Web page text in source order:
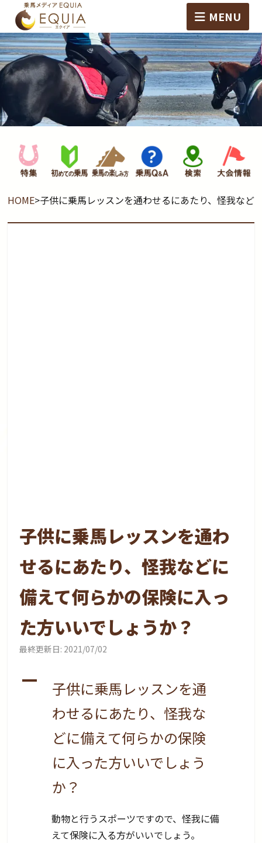
MENU
HOME>子供に乗馬レッスンを通わせるにあたり、怪我な
子供に乗馬レッスンを通わ
せるにあたり、怪我などに
備えて何らかの保険に入っ
た方いいでしょうか？
最終更新日: 2021/07/02
A
子供に乗馬レッスンを通
わせるにあたり、怪我な
どに備えて何らかの保険
に入った方いいでしょう
か？
動物と行うスポーツですので、怪我に備
えて保険に入る方がいいでしょう。